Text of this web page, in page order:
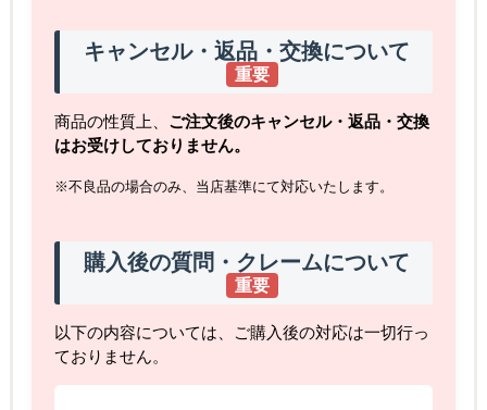
キャンセル・返品・交換について
重要
商品の性質上、 ご注文後のキャンセル・返品・交換
はお受けしておりません。
※不良品の場合のみ、当店基準にて対応いたします。
購入後の質問・クレームについて
重要
以下の内容については、ご購入後の対応は一切行っ
ておりません。